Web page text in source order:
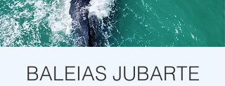
BALEIAS JUBARTE